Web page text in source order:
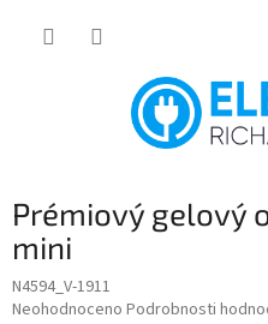
Prémiový gelový
mini
N4594_V-1911
Průměrné
Neohodnoceno Podrobnosti